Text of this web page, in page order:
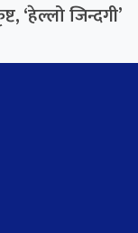
‘हेल्लो जिन्दगी’